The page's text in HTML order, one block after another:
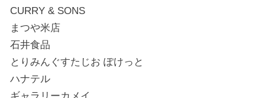
CURRY & SONS
まつや米店
石井食品
とりみんぐすたじお ぽけっと
ハナテル